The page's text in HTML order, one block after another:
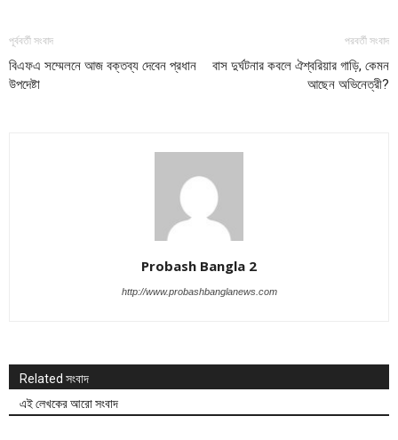
পূর্ববর্তী সংবাদ
বিএফএ সম্মেলনে আজ বক্তব্য দেবেন প্রধান
উপদেষ্টা
পরবর্তী সংবাদ
বাস দুর্ঘটনার কবলে ঐশ্বরিয়ার গাড়ি, কেমন
আছেন অভিনেত্রী?
Probash Bangla 2
http://www.probashbanglanews.com
Related সংবাদ
এই লেখকের আরো সংবাদ